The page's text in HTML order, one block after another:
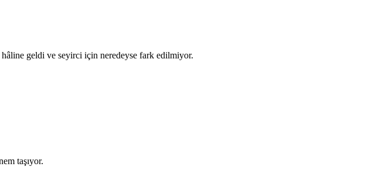
geldi ve seyirci için neredeyse fark edilmiyor.
taşıyor.